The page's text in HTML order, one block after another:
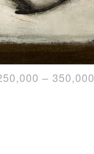
– 350,000